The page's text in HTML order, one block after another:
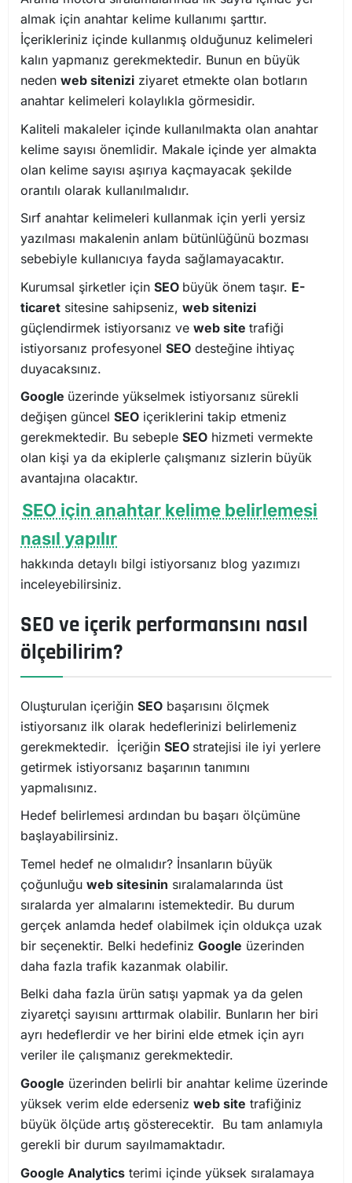
almak için anahtar kelime kullanımı şarttır.
İçerikleriniz içinde kullanmış olduğunuz kelimeleri
kalın yapmanız gerekmektedir. Bunun en büyük
neden web sitenizi ziyaret etmekte olan botların
anahtar kelimeleri kolaylıkla görmesidir.
Kaliteli makaleler içinde kullanılmakta olan anahtar
kelime sayısı önemlidir. Makale içinde yer almakta
olan kelime sayısı aşırıya kaçmayacak şekilde
orantılı olarak kullanılmalıdır.
Sırf anahtar kelimeleri kullanmak için yerli yersiz
yazılması makalenin anlam bütünlüğünü bozması
sebebiyle kullanıcıya fayda sağlamayacaktır.
Kurumsal şirketler için SEO büyük önem taşır. E-
ticaret sitesine sahipseniz, web sitenizi
güçlendirmek istiyorsanız ve web site trafiği
istiyorsanız profesyonel SEO desteğine ihtiyaç
duyacaksınız.
Google üzerinde yükselmek istiyorsanız sürekli
değişen güncel SEO içeriklerini takip etmeniz
gerekmektedir. Bu sebeple SEO hizmeti vermekte
olan kişi ya da ekiplerle çalışmanız sizlerin büyük
avantajına olacaktır.
SEO için anahtar kelime belirlemesi
nasıl yapılır
hakkında detaylı bilgi istiyorsanız blog yazımızı
inceleyebilirsiniz.
SEO ve içerik performansını nasıl
ölçebilirim?
Oluşturulan içeriğin SEO başarısını ölçmek
istiyorsanız ilk olarak hedeflerinizi belirlemeniz
gerekmektedir. İçeriğin SEO stratejisi ile iyi yerlere
getirmek istiyorsanız başarının tanımını
yapmalısınız.
Hedef belirlemesi ardından bu başarı ölçümüne
başlayabilirsiniz.
Temel hedef ne olmalıdır? İnsanların büyük
çoğunluğu web sitesinin sıralamalarında üst
sıralarda yer almalarını istemektedir. Bu durum
gerçek anlamda hedef olabilmek için oldukça uzak
bir seçenektir. Belki hedefiniz Google üzerinden
daha fazla trafik kazanmak olabilir.
Belki daha fazla ürün satışı yapmak ya da gelen
ziyaretçi sayısını arttırmak olabilir. Bunların her biri
ayrı hedeflerdir ve her birini elde etmek için ayrı
veriler ile çalışmanız gerekmektedir.
Google üzerinden belirli bir anahtar kelime üzerinde
yüksek verim elde ederseniz web site trafiğiniz
büyük ölçüde artış gösterecektir. Bu tam anlamıyla
gerekli bir durum sayılmamaktadır.
Google Analytics terimi içinde yüksek sıralamaya